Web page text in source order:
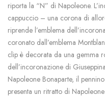
riporta la “N” di Napoleone.
cappuccio – una corona di
riprende l’emblema
coronato dall’emblema
clip è decorata da una gemma
dell’incoronazione di
Napoleone Bonaparte, il
presenta un ritratto di